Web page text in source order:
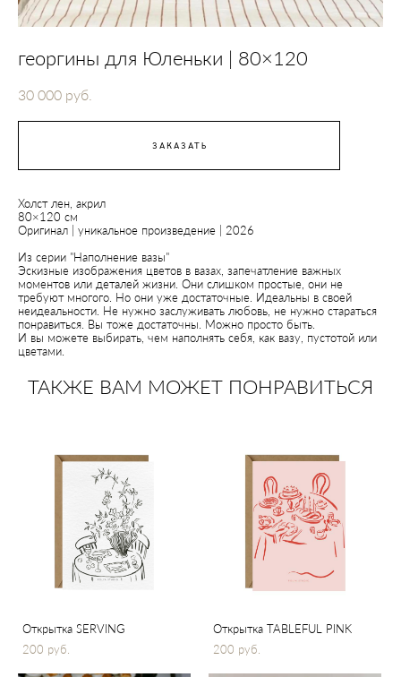
георгины для Юленьки | 80×120
30 000 pуб.
ЗАКАЗАТЬ
Холст лен, акрил
80×120 см
Оригинал | уникальное произведение | 2026
Из серии "Наполнение вазы"
Эскизные изображения цветов в вазах, запечатление важных
моментов или деталей жизни. Они слишком простые, они не
требуют многого. Но они уже достаточные. Идеальны в своей
неидеальности. Не нужно заслуживать любовь, не нужно стараться
понравиться. Вы тоже достаточны. Можно просто быть.
​И вы можете выбирать, чем наполнять себя, как вазу, пустотой или
цветами.
ТАКЖЕ ВАМ МОЖЕТ ПОНРАВИТЬСЯ
Открытка SERVING
200 pуб.
Открытка TABLEFUL PINK
200 pуб.